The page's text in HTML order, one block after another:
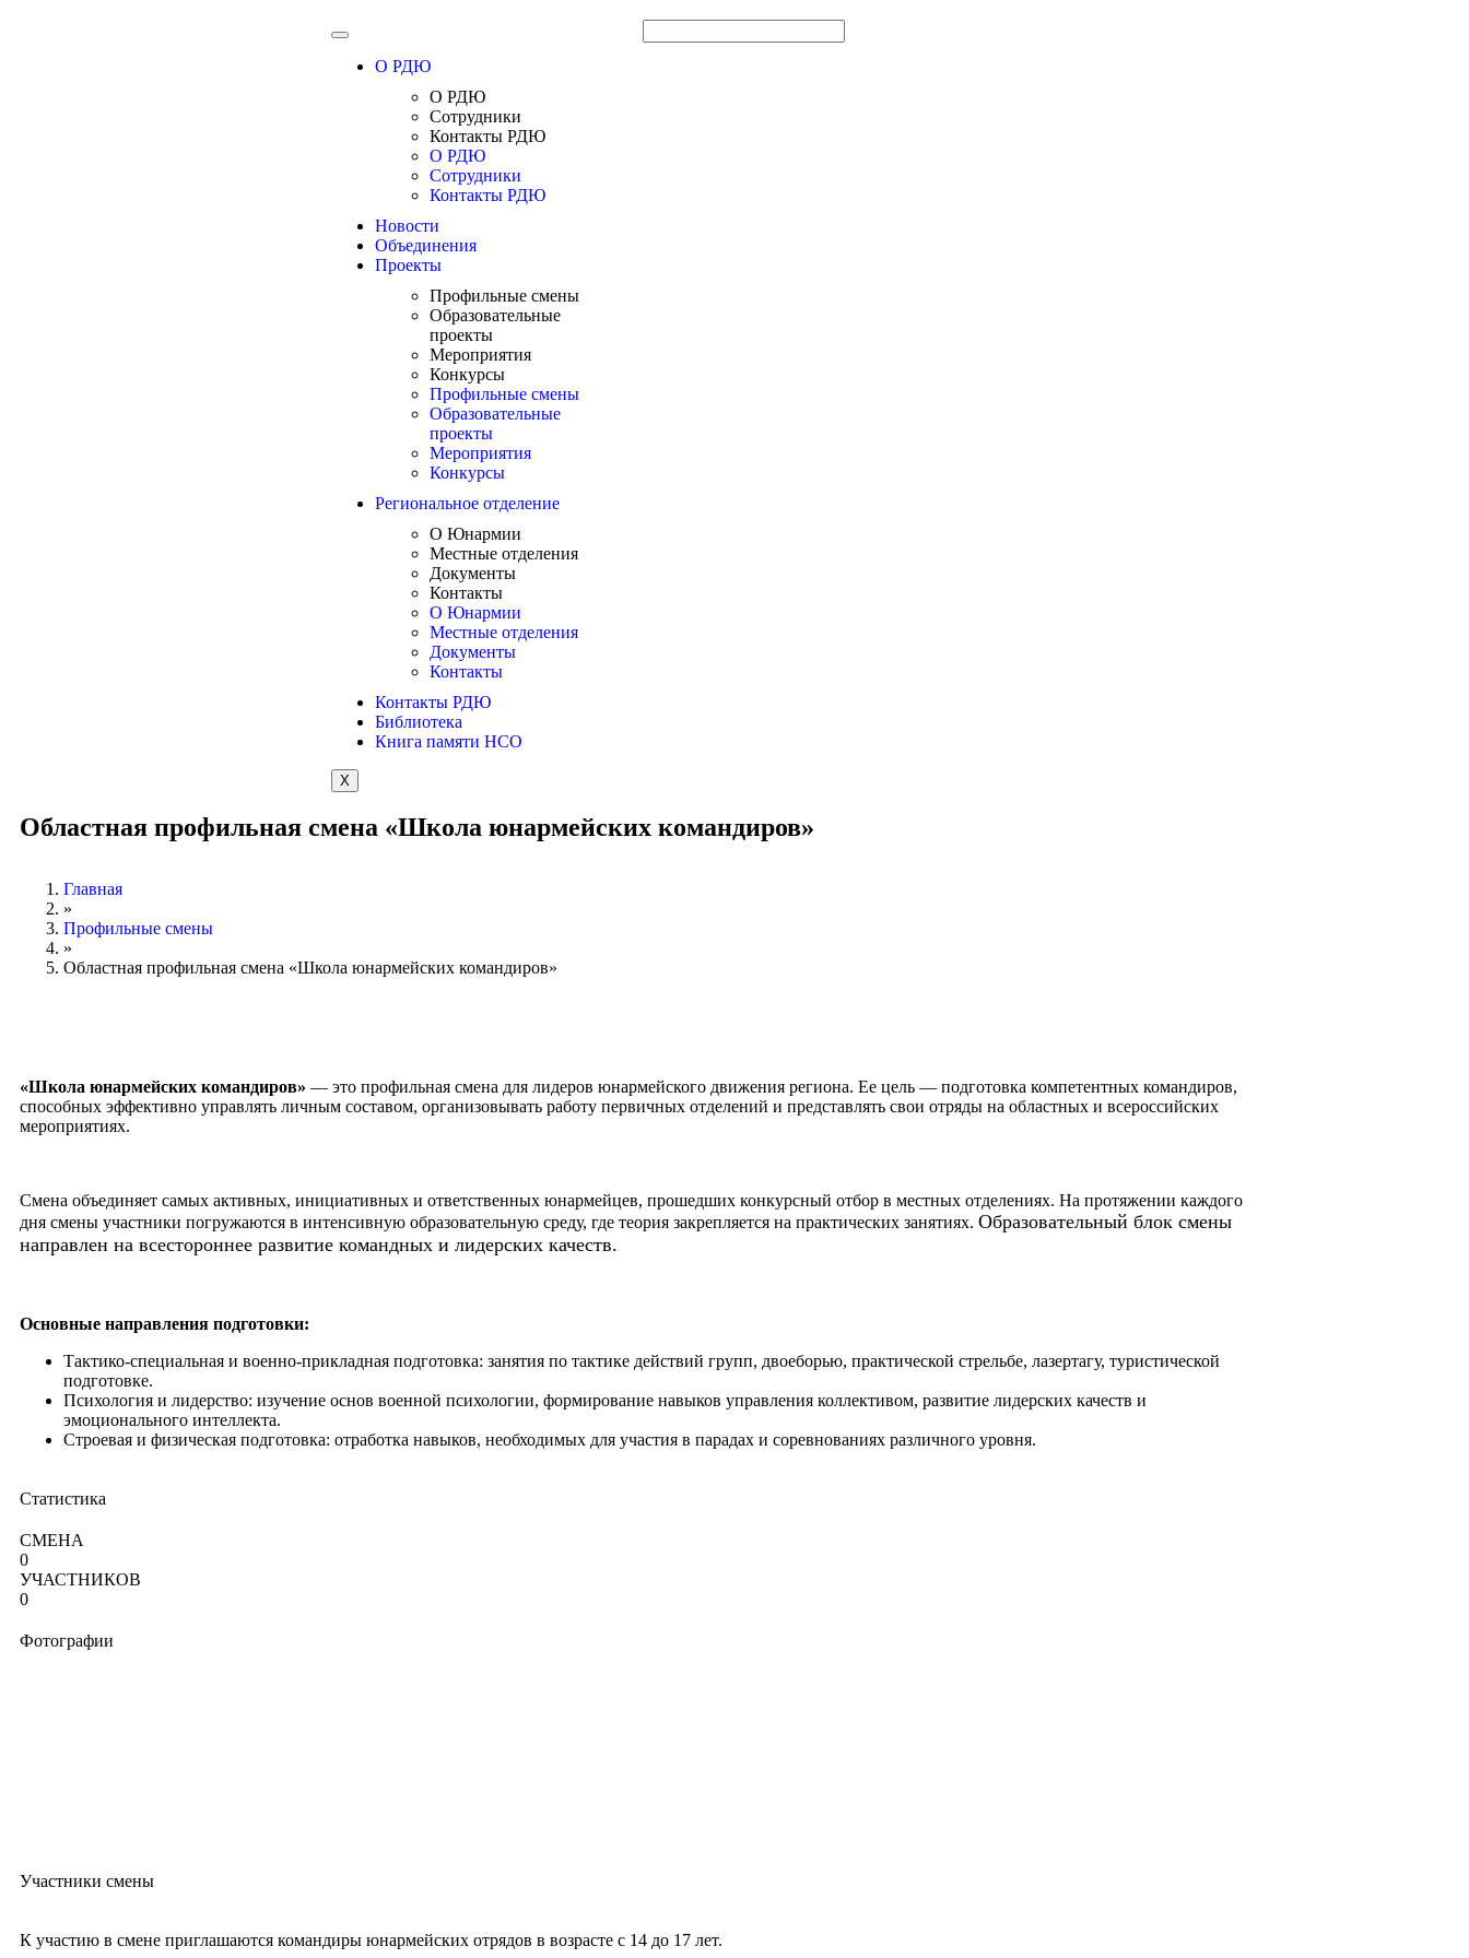
О РДЮ
О РДЮ
Сотрудники
Контакты РДЮ
О РДЮ
Сотрудники
Контакты РДЮ
Новости
Объединения
Проекты
Профильные смены
Образовательные
проекты
Мероприятия
Конкурсы
Профильные смены
Образовательные
проекты
Мероприятия
Конкурсы
Региональное отделение
О Юнармии
Местные отделения
Документы
Контакты
О Юнармии
Местные отделения
Документы
Контакты
Контакты РДЮ
Библиотека
Книга памяти НСО
X
Областная профильная смена «Школа юнармейских командиров»
Главная
»
Профильные смены
»
Областная профильная смена «Школа юнармейских командиров»
«Школа юнармейских командиров» — это профильная смена для лидеров юнармейского движения региона. Ее цель — подготовка компетентных командиров,
способных эффективно управлять личным составом, организовывать работу первичных отделений и представлять свои отряды на областных и всероссийских
мероприятиях.
Смена объединяет самых активных, инициативных и ответственных юнармейцев, прошедших конкурсный отбор в местных отделениях. На протяжении каждого
дня смены участники погружаются в интенсивную образовательную среду, где теория закрепляется на практических занятиях. Образовательный блок смены
направлен на всестороннее развитие командных и лидерских качеств.
Основные направления подготовки:
Тактико-специальная и военно-прикладная подготовка: занятия по тактике действий групп, двоеборью, практической стрельбе, лазертагу, туристической
подготовке.
Психология и лидерство: изучение основ военной психологии, формирование навыков управления коллективом, развитие лидерских качеств и
эмоционального интеллекта.
Строевая и физическая подготовка: отработка навыков, необходимых для участия в парадах и соревнованиях различного уровня.
Статистика
СМЕНА
0
УЧАСТНИКОВ
0
Фотографии
Участники смены
К участию в смене приглашаются командиры юнармейских отрядов в возрасте с 14 до 17 лет.